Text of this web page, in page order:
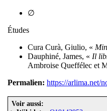
∅
Études
Cura Curà, Giulio, «
Dauphiné, James, « Il
Ambroise Queffélec et
Permalien: https://arlima.net/
Voir aussi: